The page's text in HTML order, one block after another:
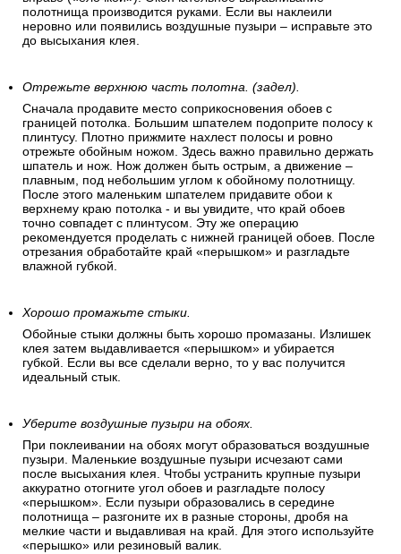
полотнища производится руками. Если вы наклеили
неровно или появились воздушные пузыри – исправьте это
до высыхания клея.
Отрежьте верхнюю часть полотна. (задел).
Сначала продавите место соприкосновения обоев с
границей потолка. Большим шпателем подоприте полосу к
плинтусу. Плотно прижмите нахлест полосы и ровно
отрежьте обойным ножом. Здесь важно правильно держать
шпатель и нож. Нож должен быть острым, а движение –
плавным, под небольшим углом к обойному полотнищу.
После этого маленьким шпателем придавите обои к
верхнему краю потолка - и вы увидите, что край обоев
точно совпадет с плинтусом. Эту же операцию
рекомендуется проделать с нижней границей обоев. После
отрезания обработайте край «перышком» и разгладьте
влажной губкой.
Хорошо промажьте стыки.
Обойные стыки должны быть хорошо промазаны. Излишек
клея затем выдавливается «перышком» и убирается
губкой. Если вы все сделали верно, то у вас получится
идеальный стык.
Уберите воздушные пузыри на обоях.
При поклеивании на обоях могут образоваться воздушные
пузыри. Маленькие воздушные пузыри исчезают сами
после высыхания клея. Чтобы устранить крупные пузыри
аккуратно отогните угол обоев и разгладьте полосу
«перышком». Если пузыри образовались в середине
полотнища – разгоните их в разные стороны, дробя на
мелкие части и выдавливая на край. Для этого используйте
«перышко» или резиновый валик.